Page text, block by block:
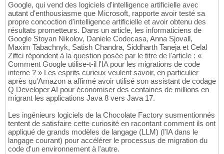
Google, qui vend des logiciels d'intelligence artificielle avec
autant d'enthousiasme que Microsoft, rapporte avoir testé sa
propre concoction d'intelligence artificielle et avoir obtenu des
résultats prometteurs. Dans un article, les informaticiens de
Google Stoyan Nikolov, Daniele Codecasa, Anna Sjovall,
Maxim Tabachnyk, Satish Chandra, Siddharth Taneja et Celal
Ziftci répondent à la question posée par le titre de l'article : «
Comment Google utilise-t-il l'IA pour les migrations de code
interne ? » Les esprits curieux veulent savoir, en particulier
après qu'Amazon a affirmé avoir utilisé son assistant de codage
Q Developer AI pour économiser des centaines de millions en
migrant les applications Java 8 vers Java 17.
Les ingénieurs logiciels de la Chocolate Factory susmentionnés
tentent de satisfaire cette curiosité en racontant comment ils ont
appliqué de grands modèles de langage (LLM) (l'IA dans le
langage courant) pour accélérer le processus de migration du
code d'un environnement à l'autre.